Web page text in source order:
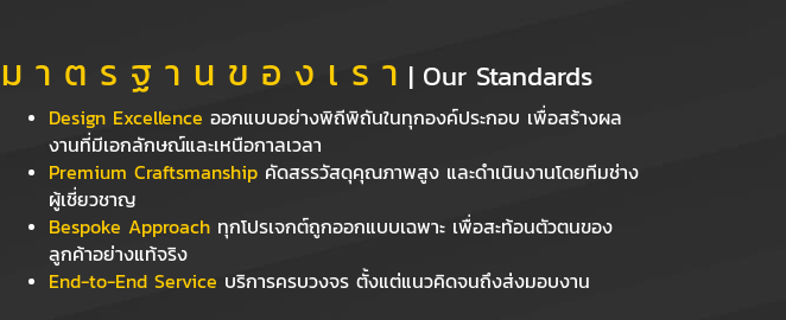
ม า ต ร ฐ า น ข อ ง เ ร า | Our Standards
Design Excellence ออกแบบอย่างพิถีพิถันในทุกองค์ประกอบ เพื่อสร้างผล
งานที่มีเอกลักษณ์และเหนือกาลเวลา
Premium Craftsmanship คัดสรรวัสดุคุณภาพสูง และดำเนินงานโดยทีมช่าง
ผู้เชี่ยวชาญ
Bespoke Approach ทุกโปรเจกต์ถูกออกแบบเฉพาะ เพื่อสะท้อนตัวตนของ
ลูกค้าอย่างแท้จริง
End-to-End Service บริการครบวงจร ตั้งแต่แนวคิดจนถึงส่งมอบงาน